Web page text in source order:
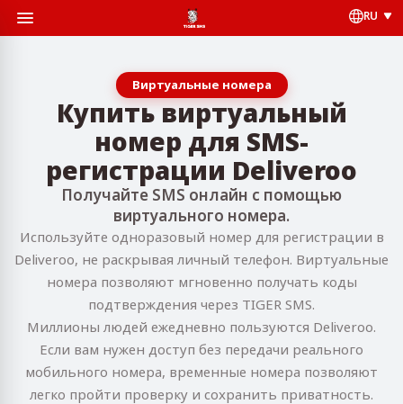
RU
Виртуальные номера
Купить виртуальный
номер для SMS-
регистрации Deliveroo
Получайте SMS онлайн с помощью
виртуального номера.
Используйте одноразовый номер для регистрации в
Deliveroo, не раскрывая личный телефон. Виртуальные
номера позволяют мгновенно получать коды
подтверждения через TIGER SMS.
Миллионы людей ежедневно пользуются Deliveroo.
Если вам нужен доступ без передачи реального
мобильного номера, временные номера позволяют
легко пройти проверку и сохранить приватность.